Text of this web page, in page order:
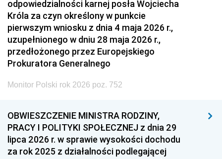
odpowiedzialności karnej posła Wojciecha
Króla za czyn określony w punkcie
pierwszym wniosku z dnia 4 maja 2026 r.,
uzupełnionego w dniu 28 maja 2026 r.,
przedłożonego przez Europejskiego
Prokuratora Generalnego
Monitor Polski rok 2026 poz. 752
OBWIESZCZENIE MINISTRA RODZINY,
PRACY I POLITYKI SPOŁECZNEJ z dnia 29
lipca 2026 r. w sprawie wysokości dochodu
za rok 2025 z działalności podlegającej